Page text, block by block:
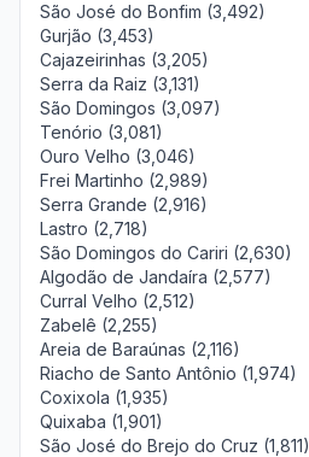
São José do Bonfim (3,492)
Gurjão (3,453)
Cajazeirinhas (3,205)
Serra da Raiz (3,131)
São Domingos (3,097)
Tenório (3,081)
Ouro Velho (3,046)
Frei Martinho (2,989)
Serra Grande (2,916)
Lastro (2,718)
São Domingos do Cariri (2,630)
Algodão de Jandaíra (2,577)
Curral Velho (2,512)
Zabelê (2,255)
Areia de Baraúnas (2,116)
Riacho de Santo Antônio (1,974)
Coxixola (1,935)
Quixaba (1,901)
São José do Brejo do Cruz (1,811)